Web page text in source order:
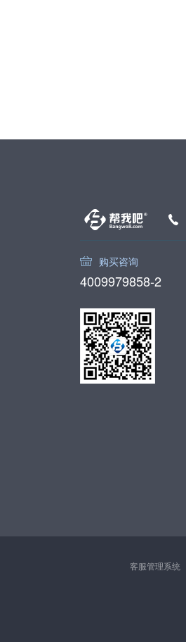
购买咨询
4009979858-2
客服管理系统